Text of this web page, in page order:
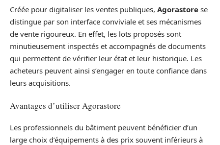
Créée pour digitaliser les ventes publiques, Agorastore se
distingue par son interface conviviale et ses mécanismes
de vente rigoureux. En effet, les lots proposés sont
minutieusement inspectés et accompagnés de documents
qui permettent de vérifier leur état et leur historique. Les
acheteurs peuvent ainsi s’engager en toute confiance dans
leurs acquisitions.
Avantages d’utiliser Agorastore
Les professionnels du bâtiment peuvent bénéficier d’un
large choix d’équipements à des prix souvent inférieurs à